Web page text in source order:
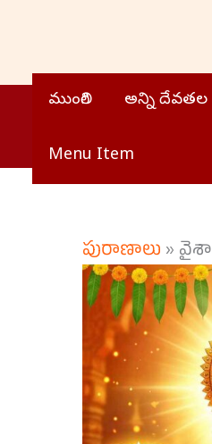
content
ముంగిలి అన్ని దేవతల
Menu Item
పురాణాలు »